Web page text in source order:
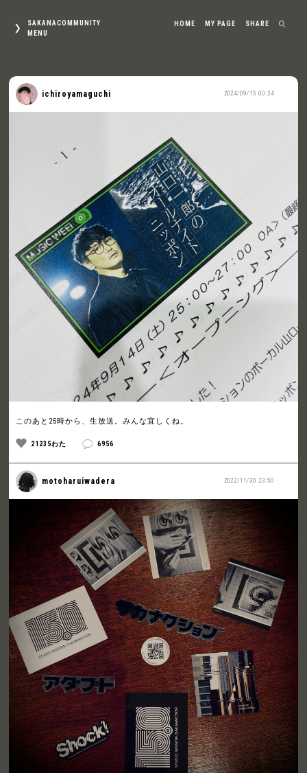
SAKANACOMMUNITY
MENU
HOME MY PAGE SHARE
2024/09/15 00:24
ichiroyamaguchi
このあと25時から、生放送。みんな宜しくね。
21235わた 6956
2022/11/30 23:50
motoharuiwadera